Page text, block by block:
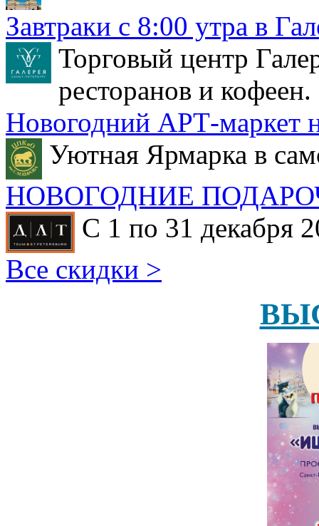
Завтраки с 8:00 утра в
Торговый центр
ресторанов и кофеен.
Новогодний АРТ-маркет
Уютная Ярмарка в
НОВОГОДНИЕ
С 1 по 31 декабря
Все скидки >